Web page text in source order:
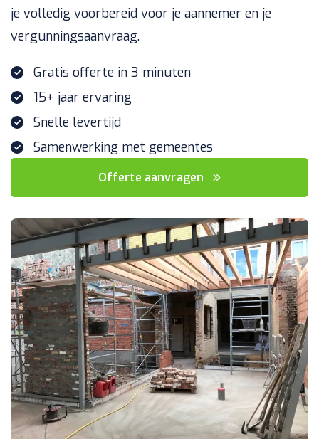
je volledig voorbereid voor je aannemer en je
vergunningsaanvraag.
Gratis offerte in 3 minuten
15+ jaar ervaring
Snelle levertijd
Samenwerking met gemeentes
Offerte aanvragen